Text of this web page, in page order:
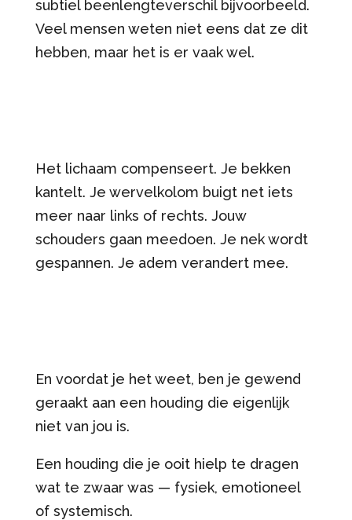
subtiel beenlengteverschil bijvoorbeeld.
Veel mensen weten niet eens dat ze dit
hebben, maar het is er vaak wel.
Het lichaam compenseert. Je bekken
kantelt. Je wervelkolom buigt net iets
meer naar links of rechts. Jouw
schouders gaan meedoen. Je nek wordt
gespannen. Je adem verandert mee.
En voordat je het weet, ben je gewend
geraakt aan een houding die eigenlijk
niet van jou is.
Een houding die je ooit hielp te dragen
wat te zwaar was — fysiek, emotioneel
of systemisch.